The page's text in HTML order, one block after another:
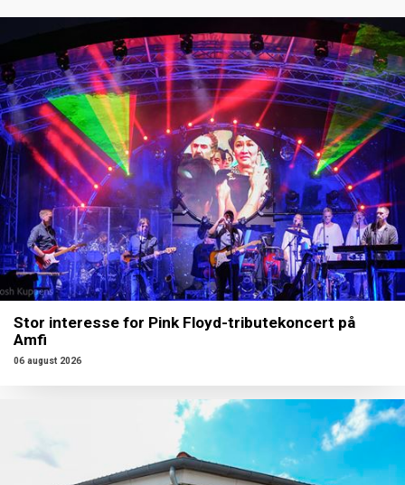
Stor interesse for Pink Floyd-tributekoncert på
Amfi
06 august 2026